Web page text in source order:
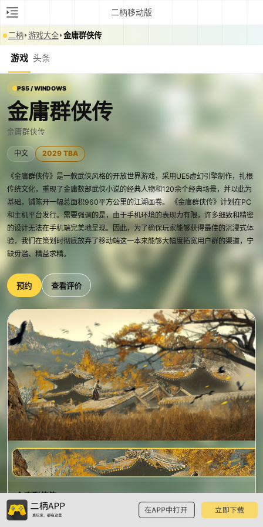
二柄移动版
二柄 游戏大全 金庸群侠传
游戏 头条
PS5 / WINDOWS
金庸群侠传
金庸群侠传
中文 2029 TBA
《金庸群侠传》是一款武侠风格的开放世界游戏，采用UE5虚幻引擎制作，扎根
传统文化，重现了金庸数部武侠小说的经典人物和120余个经典场景，并以此为
基础，铺陈开一幅总面积960平方公里的江湖画卷。 《金庸群侠传》计划在PC
和主机平台发行。需要强调的是，由于手机环境的表现力有限，许多细致和精密
的设计无法在手机端完美地呈现。因此，为了确保玩家能够获得最佳的沉浸式体
验，我们在策划时彻底放弃了移动端这一本来能够大幅度拓宽用户群的渠道，宁
缺毋滥、精益求精。
预约 查看评价
金庸群侠传
已有3条玩家评价，已被加入3个游戏单